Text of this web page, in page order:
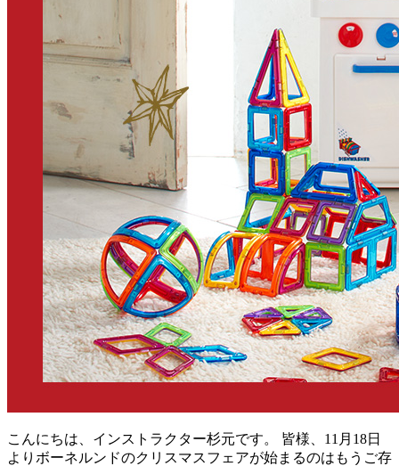
こんにちは、インストラクター杉元です。 皆様、11月18日
よりボーネルンドのクリスマスフェアが始まるのはもうご存